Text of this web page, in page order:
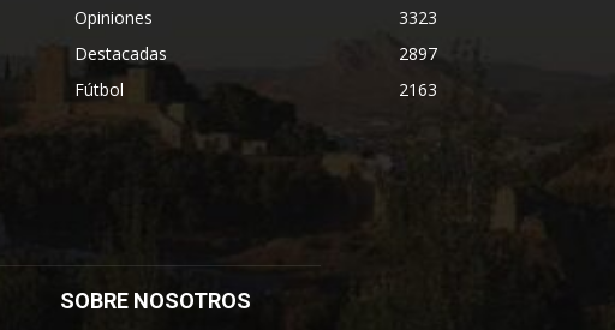
Opiniones
3323
Destacadas
2897
Fútbol
2163
SOBRE NOSOTROS